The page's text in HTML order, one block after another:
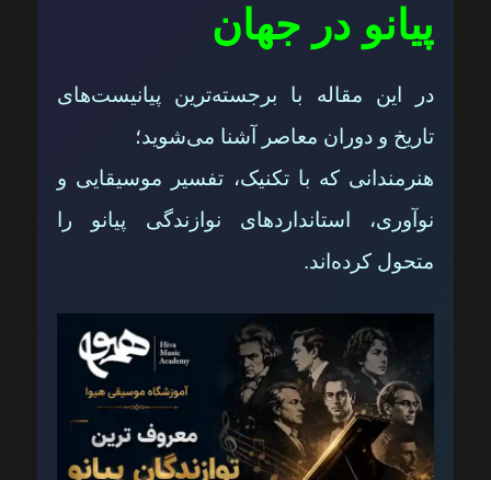
پیانو در جهان
در این مقاله با برجسته‌ترین پیانیست‌های
تاریخ و دوران معاصر آشنا می‌شوید؛
هنرمندانی که با تکنیک، تفسیر موسیقایی و
نوآوری، استانداردهای نوازندگی پیانو را
متحول کرده‌اند.